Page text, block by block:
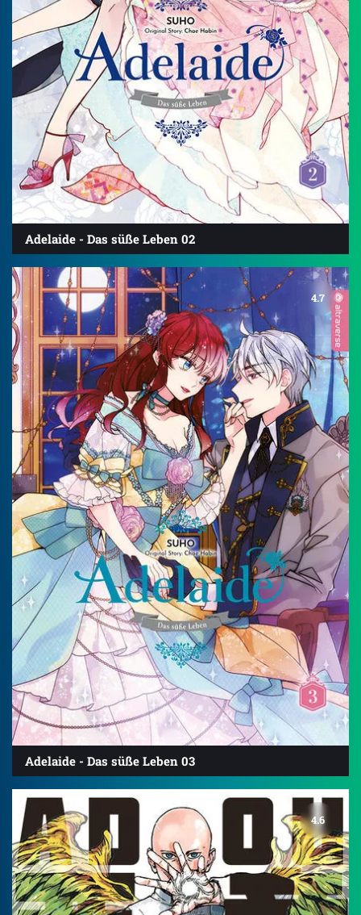
Adelaide - Das süße Leben 02
4.7
Adelaide - Das süße Leben 03
4.6